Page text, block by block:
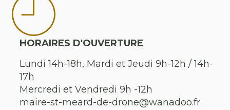
HORAIRES D'OUVERTURE
Lundi 14h-18h, Mardi et Jeudi 9h-12h / 14h-
17h
Mercredi et Vendredi 9h -12h
maire-st-meard-de-drone@wanadoo.fr